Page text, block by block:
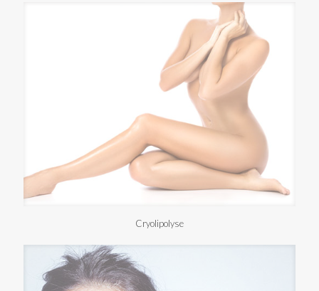
Cryolipolyse